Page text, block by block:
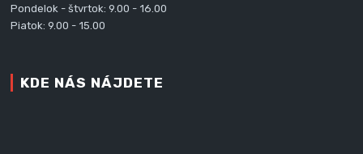
Pondelok - štvrtok: 9.00 - 16.00
Piatok: 9.00 - 15.00
KDE NÁS NÁJDETE